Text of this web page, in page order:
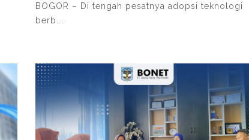
BOGOR – Di tengah pesatnya adopsi teknologi
berb...